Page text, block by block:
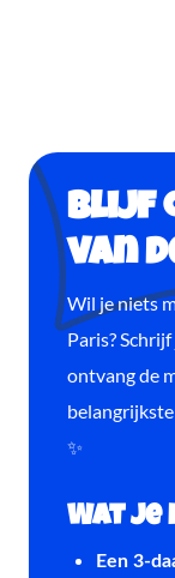
Blijf
van
Wil je niets
Paris?
ontvang de
✨
Wat
Een 3-